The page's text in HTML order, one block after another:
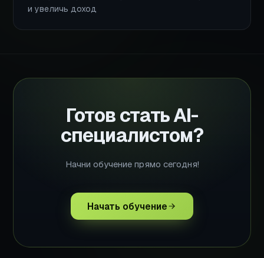
и увеличь доход
Готов стать AI-
специалистом?
Начни обучение прямо сегодня!
Начать обучение